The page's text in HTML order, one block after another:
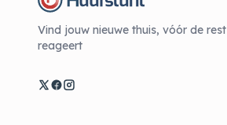
Vind jouw nieuwe thuis, vóór de rest
reageert